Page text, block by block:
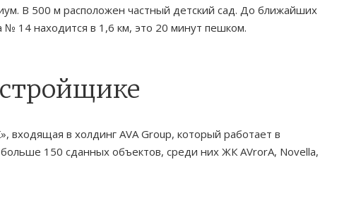
В 500 м расположен частный детский сад. До ближайших
14 находится в 1,6 км, это 20 минут пешком.
в холдинг AVA Group, который работает в
150 сданных объектов, среди них ЖК AVrorA, Novella,